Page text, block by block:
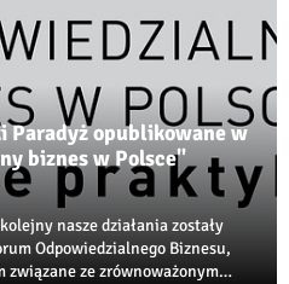
Paradyż opublikowane w
biznes w Polsce"
nasze działania zostały
Odpowiedzialnego Biznesu,
ze zrównoważonym